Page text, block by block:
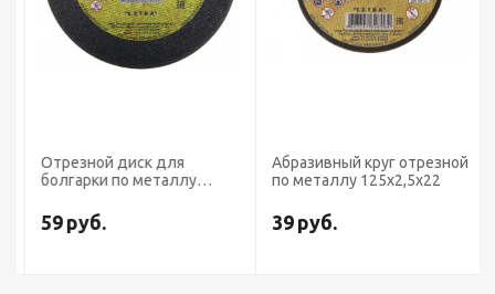
Отрезной диск для
болгарки по металлу
59руб.
Абразивный круг отрезной
по металлу 125х2,5х22
39руб.